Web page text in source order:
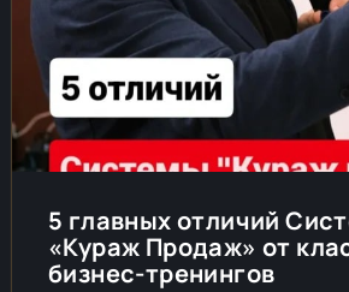
5 главных отличий
«Кураж Продаж» от
бизнес-тренингов